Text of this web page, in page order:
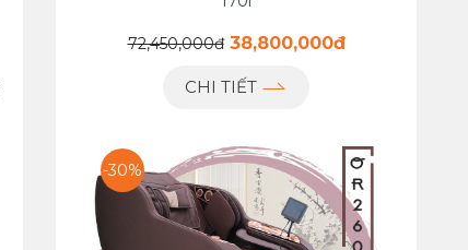
72,450,000đ 38,800,000đ
CHI TIẾT
-30%